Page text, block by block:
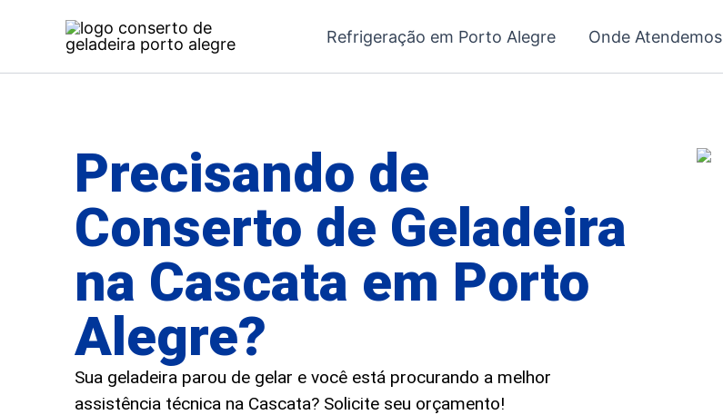
Refrigeração em Porto Alegre Onde Atendemos
Precisando de
Conserto de Geladeira
na Cascata em Porto
Alegre?
Sua geladeira parou de gelar e você está procurando a melhor
assistência técnica na Cascata? Solicite seu orçamento!